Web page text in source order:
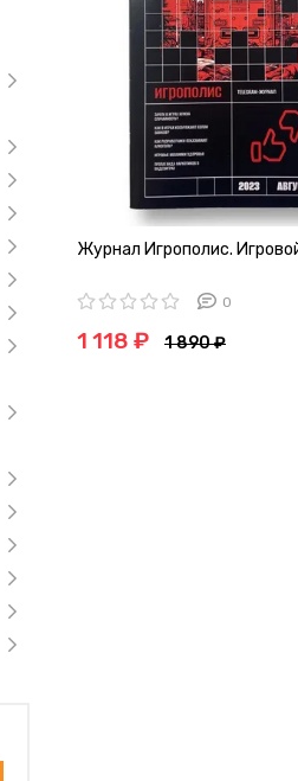
Журнал Игрополис.
0
1 118 ₽ 1 890 ₽